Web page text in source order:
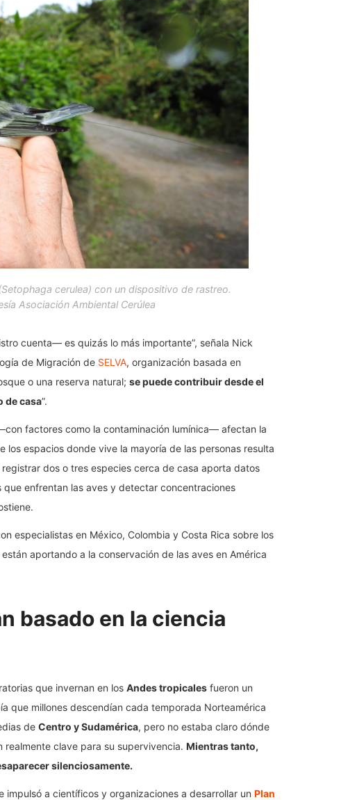
Setophaga cerulea) con un dispositivo de rastreo.
Asociación Ambiental Cerúlea
cuenta— es quizás lo más importante”, señala Nick
de Migración de SELVA, organización basada en
o una reserva natural; se puede contribuir desde el
de casa”.
factores como la contaminación lumínica— afectan la
los espacios donde vive la mayoría de las personas resulta
dos o tres especies cerca de casa aporta datos
que enfrentan las aves y detectar concentraciones
especialistas en México, Colombia y Costa Rica sobre los
aportando a la conservación de las aves en América
basado en la ciencia
que invernan en los Andes tropicalesfueron un
que millones descendían cada temporada Norteamérica
de Centro y Sudamérica, pero no estaba claro dónde
clave para su supervivencia. Mientras tanto,
silenciosamente.
impulsó a científicos y organizaciones a desarrollar un Plan